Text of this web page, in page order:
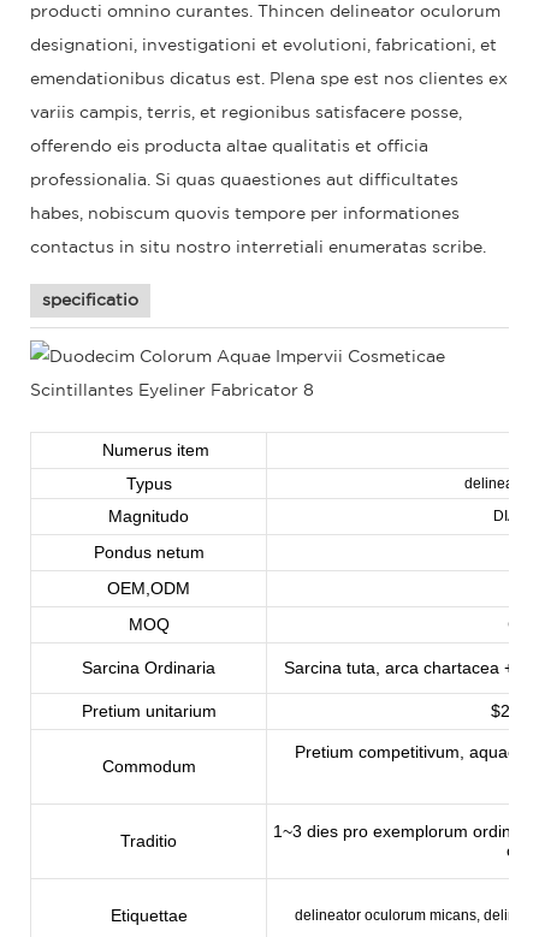
producti omnino curantes. Thincen delineator oculorum
designationi, investigationi et evolutioni, fabricationi, et
emendationibus dicatus est. Plena spe est nos clientes ex
variis campis, terris, et regionibus satisfacere posse,
offerendo eis producta altae qualitatis et officia
professionalia. Si quas quaestiones aut difficultates
habes, nobiscum quovis tempore per informationes
contactus in situ nostro interretiali enumeratas scribe.
specificatio
Numerus item
Typus
delineator
Magnitudo DIA-
Pondus netum
OEM,ODM
MOQ
Sarcina Ordinaria Sarcina tuta, arca chartacea +
Pretium unitarium $2/
Commodum
Pretium competitivum, aquae
Traditio
1~3 dies pro exemplorum ordine,
Etiquettae delineator oculorum micans,